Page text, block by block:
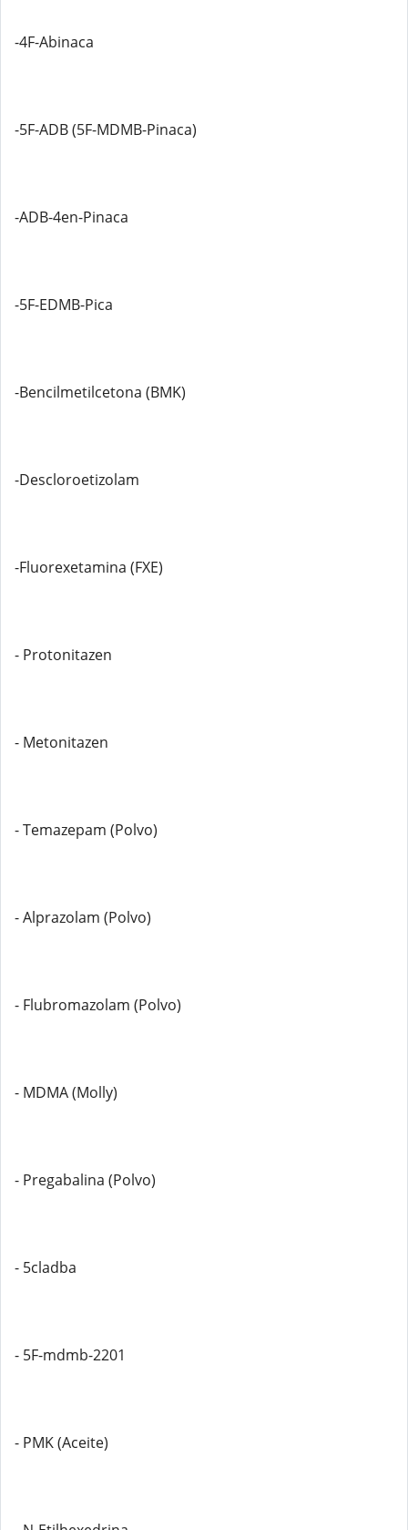
-4F-Abinaca
-5F-ADB (5F-MDMB-Pinaca)
-ADB-4en-Pinaca
-5F-EDMB-Pica
-Bencilmetilcetona (BMK)
-Descloroetizolam
-Fluorexetamina (FXE)
- Protonitazen
- Metonitazen
- Temazepam (Polvo)
- Alprazolam (Polvo)
- Flubromazolam (Polvo)
- MDMA (Molly)
- Pregabalina (Polvo)
- 5cladba
- 5F-mdmb-2201
- PMK (Aceite)